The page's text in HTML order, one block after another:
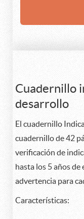
Cuadernillo
desarrollo
El cuadernillo
cuadernillo de 42
verificación de
hasta los 5 años de
advertencia para
Características: